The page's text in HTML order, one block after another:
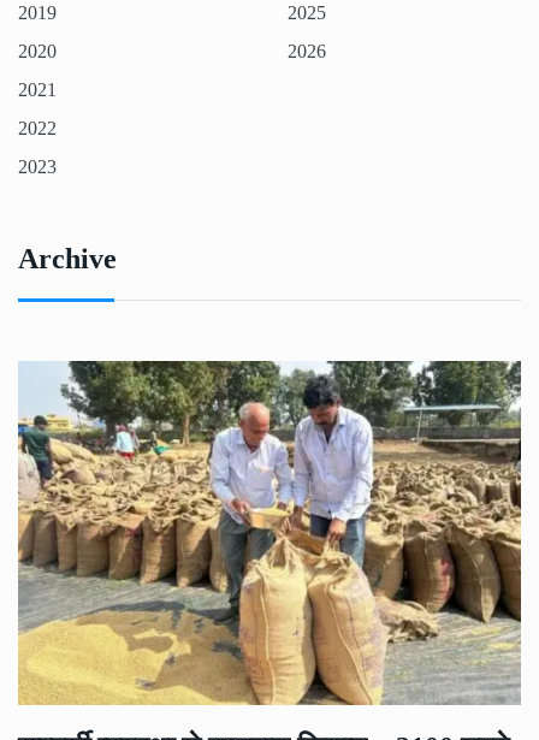
2019
2020
2021
2022
2023
2025
2026
Archive